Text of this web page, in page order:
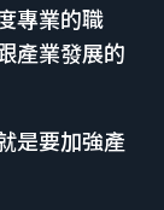
專業的職
產業發展的
是要加強產